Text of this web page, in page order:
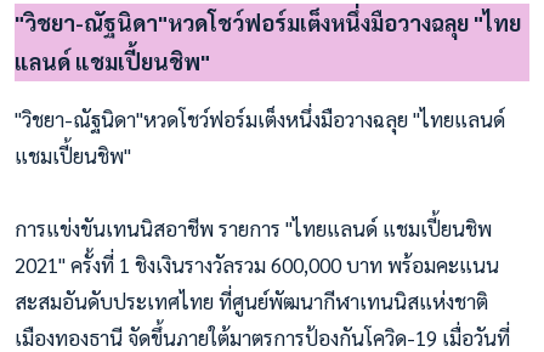
"วิชยา-ณัฐนิดา"หวดโชว์ฟอร์มเต็งหนึ่งมือวางฉลุย "ไทย
แลนด์ แชมเปี้ยนชิพ"
"วิชยา-ณัฐนิดา"หวดโชว์ฟอร์มเต็งหนึ่งมือวางฉลุย "ไทยแลนด์
แชมเปี้ยนชิพ"
การแข่งขันเทนนิสอาชีพ รายการ "ไทยแลนด์ แชมเปี้ยนชิพ
2021" ครั้งที่ 1 ชิงเงินรางวัลรวม 600,000 บาท พร้อมคะแนน
สะสมอันดับประเทศไทย ที่ศูนย์พัฒนากีฬาเทนนิสแห่งชาติ
เมืองทองธานี จัดขึ้นภายใต้มาตรการป้องกันโควิด-19 เมื่อวันที่